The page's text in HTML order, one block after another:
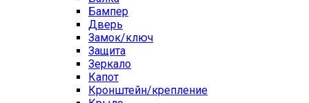
Бампер
Дверь
Замок/ключ
Защита
Зеркало
Капот
Кронштейн/крепление